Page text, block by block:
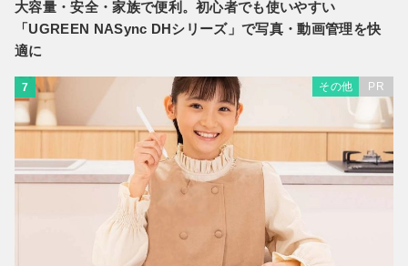
大容量・安全・家族で便利。初心者でも使いやすい
「UGREEN NASync DHシリーズ」で写真・動画管理を快
適に
7 その他 PR